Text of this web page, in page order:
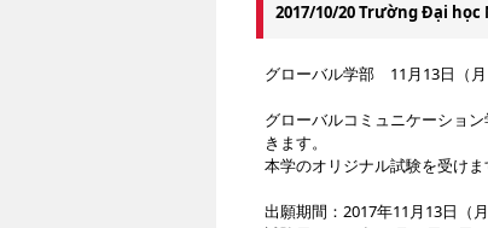
2017/10/20 Trường Đại
グローバル学部 11月13日（月
グローバルコミュニケーショ
きます。
本学のオリジナル試験を受けま
出願期間：2017年11月13日（